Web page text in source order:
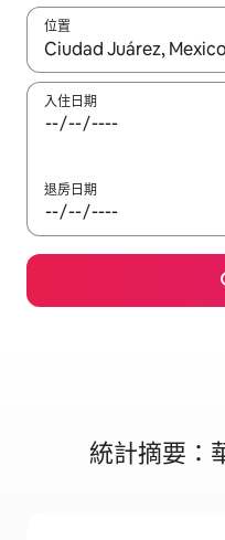
位置
如有搜尋結果，瀏覽內容
入住日期
退房日期
統計摘要：